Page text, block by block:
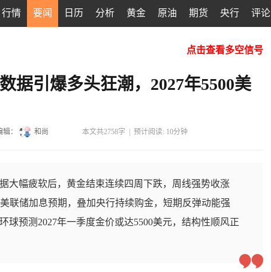
行情 要闻 日历 分析 黄金 原油 期货 央行 评论
点击查看多空信号
据引爆多头狂潮，2027年5500美
辑： 和尚 本文共2758字 | 预计阅读: 10分钟
大幅疲软后，黄金结束连续四周下跌，周线强势收涨
联储加息预期，叠加央行持续购金，短期反弹动能强
球预测2027年一季度金价或达5500美元，结构性顺风正